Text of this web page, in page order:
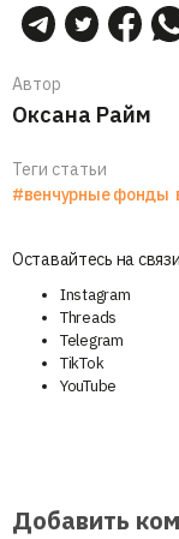
Автор
Оксана Райм
Теги статьи
#венчурные фонды
Оставайтесь на
Instagram
Threads
Telegram
TikTok
YouTube
Добавить